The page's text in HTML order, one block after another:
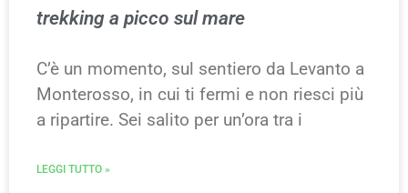
trekking a picco sul mare
C’è un momento, sul sentiero da Levanto a
Monterosso, in cui ti fermi e non riesci più
a ripartire. Sei salito per un’ora tra i
LEGGI TUTTO »